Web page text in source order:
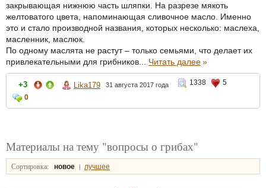
закрывающая нижнюю часть шляпки. На разрезе мякоть
желтоватого цвета, напоминающая сливочное масло. Именно
это и стало производной названия, которых несколько: маслеха,
масленник, маслюк.
По одному маслята не растут – только семьями, что делает их
привлекательными для грибников... Читать далее»
+3 Lika179 31 августа 2017 года 1338
5
0
Материалы на тему "вопросы о грибах"
Сортировка: новое | лучшее